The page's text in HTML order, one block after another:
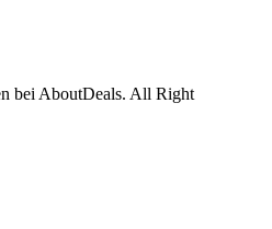
bei AboutDeals. All Right